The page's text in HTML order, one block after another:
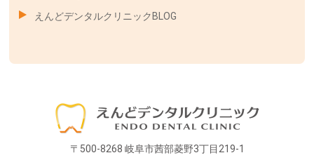
えんどデンタルクリニックBLOG
〒500-8268 岐阜市茜部菱野3丁目219-1